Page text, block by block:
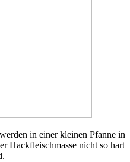
in einer kleinen Pfanne in
Hackfleischmasse nicht so hart